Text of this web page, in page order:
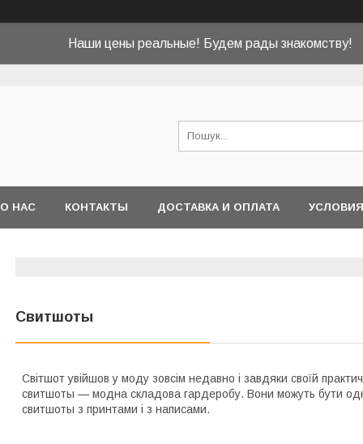
Наши цены реальные! Будем рады знакомству!
О НАС КОНТАКТЫ ДОСТАВКА И ОПЛАТА
Свитшоты
Світшот увійшов у моду зовсім недавно і завдяки своїй
свитшоты — модна складова гардеробу. Вони можуть бути
свитшоты з принтами і з написами.